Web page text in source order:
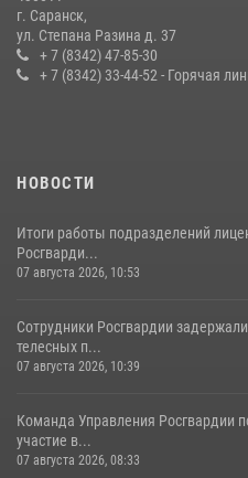
Сотрудники Росгвардии
конкурса профмастерства в
23 июля 2026, 11:54 4
г. Саранск,
ул. Степана Разина д. 37
+ 7 (8342) 47-85-30
+ 7 (8342) 33-44-52 - Горячая
НОВОСТИ
Итоги работы подразделений
Росгварди...
07 августа 2026, 10:53
Сотрудники Росгвардии
телесных п...
07 августа 2026, 10:39
Команда Управления Росгвардии
участие в...
07 августа 2026, 08:33